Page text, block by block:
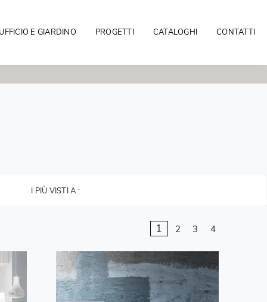
E GIARDINO PROGETTI CATALOGHI CONTATTI
I PIÙ VISTI A :
1 2 3 4